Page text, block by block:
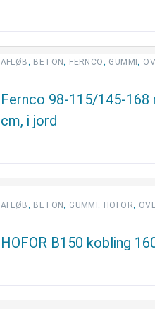
AFLØB , BETON, FERNCO , GUMMI,
Fernco 98-115/145-
cm, i jord
AFLØB , BETON, GUMMI, HOFOR,
HOFOR B150 kobling